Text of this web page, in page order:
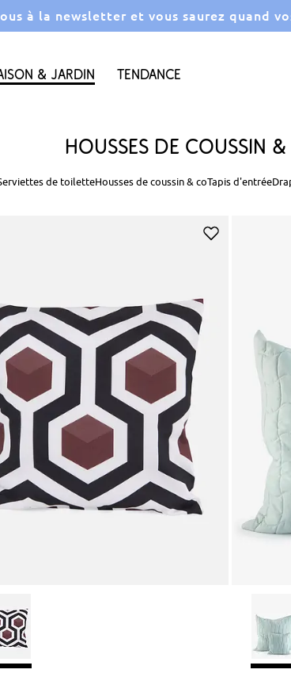
à la newsletter et vous saurez quand
& Jardin Tendance
Housses de coussin
de toiletteHousses de coussin & coTapis d'entrée